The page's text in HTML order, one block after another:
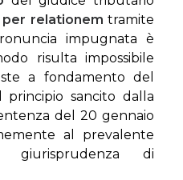
per relationemtramite
impugnata è
risulta impossibile
a fondamento del
principio sancito dalla
del 20 gennaio
al prevalente
giurisprudenza di